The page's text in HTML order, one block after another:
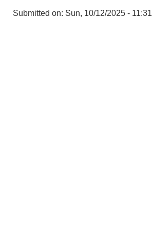
Submitted on: Sun, 10/12/2025 - 11:31